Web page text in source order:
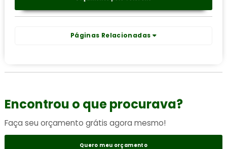
Páginas Relacionadas
Encontrou o que procurava?
Faça seu orçamento grátis agora mesmo!
Quero meu orçamento